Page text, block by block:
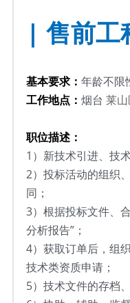
| 售前工
基本要求： 年龄不限
工作地点： 烟台 莱
职位描述：
1） 新技术引进、技
2） 投标活动的组织
同；
3） 根据投标文件、
分析报告”；
4） 获取订单后，组
技术类资质申请；
5） 技术文件的存档